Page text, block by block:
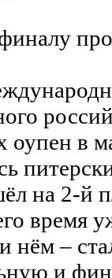
оупен в
на 2-й
время
нём –
и